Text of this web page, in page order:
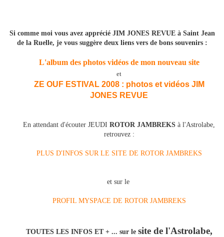
Si comme moi vous avez apprécié JIM JONES REVUE à Saint Jean
de la Ruelle, je vous suggère deux liens vers de bons souvenirs :
L'album des photos vidéos de mon nouveau site
et
ZE OUF ESTIVAL 2008 : photos et vidéos JIM
JONES REVUE
En attendant d'écouter JEUDI ROTOR JAMBREKS à l'Astrolabe,
retrouvez :
PLUS D'INFOS SUR LE SITE DE ROTOR JAMBREKS
et sur le
PROFIL MYSPACE DE ROTOR JAMBREKS
TOUTES LES INFOS ET + ... sur le site de l'Astrolabe,